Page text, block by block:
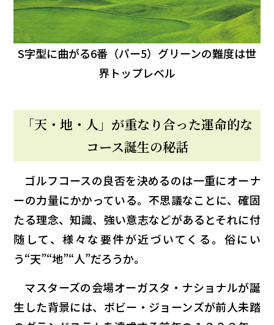
S字型に曲がる6番（パー5）グリーンの難度は世
界トップレベル
「天・地・人」が重なり合った運命的な
コース誕生の秘話
ゴルフコースの良否を決めるのは一重にオーナ
ーの力量にかかっている。不思議なことに、確固
たる理念、知識、強い意志などがあるとそれに付
随して、様々な要件が近づいてくる。俗にい
う“天”“地”“人”だろうか。
マスターズの会場オーガスタ・ナショナルが誕
生した背景には、ボビー・ジョーンズが前人未踏